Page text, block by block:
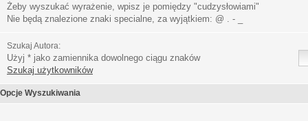
Żeby wyszukać wyrażenie, wpisz je pomiędzy "cudzysłowiami"
Nie będą znalezione znaki specialne, za wyjątkiem: @ . - _
Szukaj Autora:
Użyj * jako zamiennika dowolnego ciągu znaków
Szukaj użytkowników
Opcje Wyszukiwania